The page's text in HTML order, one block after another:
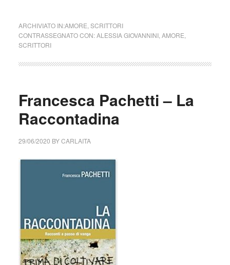
ARCHIVIATO IN:AMORE SCRITTORI
CONTRASSEGNATO CON:ALESSIA GIOVANNINI, AMORE
SCRITTORI
Francesca Pachetti – La
Raccontadina
29/06/2020 BYCARLAITA